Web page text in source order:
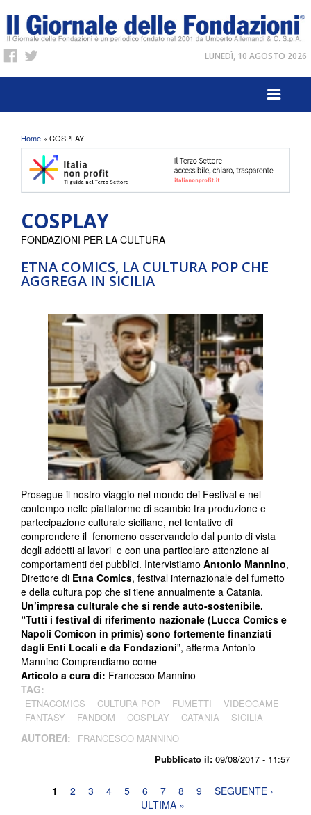
LUNEDÌ, 10 AGOSTO 2026
Tu sei qui
Home » COSPLAY
COSPLAY
ETNA COMICS, LA CULTURA POP CHE
AGGREGA IN SICILIA
Pubblicato il: 09/08/2017 - 11:57
FONDAZIONI PER LA CULTURA
Prosegue il nostro viaggio nel mondo dei Festival e nel
contempo nelle piattaforme di scambio tra produzione e
partecipazione culturale siciliane, nel tentativo di
comprendere il fenomeno osservandolo dal punto di vista
degli addetti ai lavori e con una particolare attenzione ai
comportamenti dei pubblici. Intervistiamo Antonio Mannino,
Direttore di Etna Comics, festival internazionale del fumetto
e della cultura pop che si tiene annualmente a Catania.
Un’impresa culturale che si rende auto-sostenibile.
“Tutti i festival di riferimento nazionale (Lucca Comics e
Napoli Comicon in primis) sono fortemente finanziati
dagli Enti Locali e da Fondazioni”, afferma Antonio
Mannino Comprendiamo come
Articolo a cura di: Francesco Mannino
TAG:
ETNACOMICS CULTURA POP FUMETTI
VIDEOGAME
FANTASY
FANDOM COSPLAY CATANIA SICILIA
AUTORE/I: FRANCESCO MANNINO
Pagine
1 2 3 4 5 6 7 8 9
SEGUENTE ›
ULTIMA »